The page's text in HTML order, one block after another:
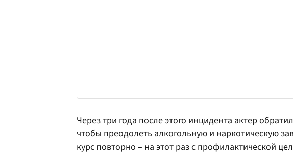
Через три года после этого инцидента актер
чтобы преодолеть алкогольную и наркотическую
курс повторно – на этот раз с профилактической